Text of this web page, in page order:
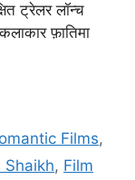
ट्रेलर लॉन्च
फ़ातिमा
Films,
Shaikh, Film